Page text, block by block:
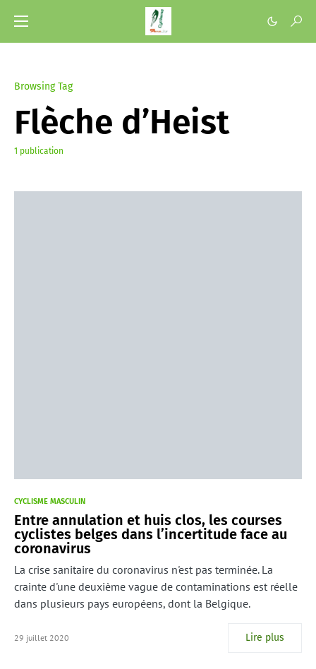
Browsing Tag
Flèche d’Heist
1 publication
CYCLISME MASCULIN
Entre annulation et huis clos, les courses
cyclistes belges dans l’incertitude face au
coronavirus
La crise sanitaire du coronavirus n'est pas terminée. La
crainte d'une deuxième vague de contaminations est réelle
dans plusieurs pays européens, dont la Belgique.
29 juillet 2020 Lire plus